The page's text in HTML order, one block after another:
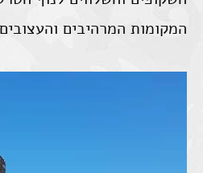
המקומות המרהיבים